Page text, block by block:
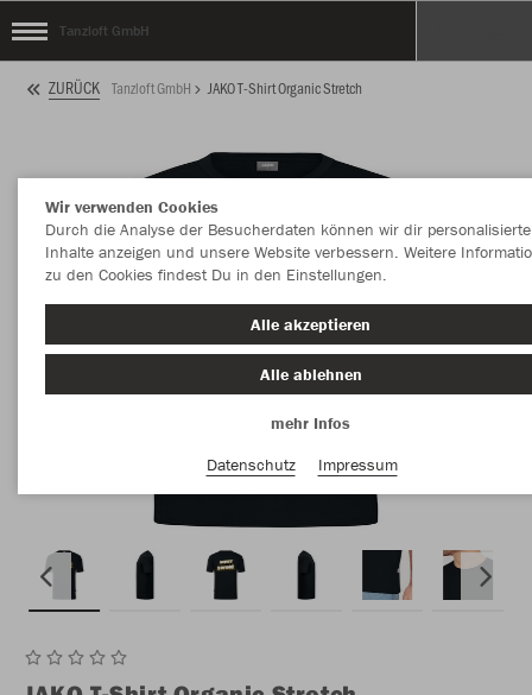
Tanzloft GmbH
ZURÜCK Tanzloft GmbH JAKO T-Shirt Organic Stretch
Wir verwenden Cookies
Durch die Analyse der Besucherdaten können wir dir personalisierte
Inhalte anzeigen und unsere Website verbessern. Weitere
zu den Cookies findest Du in den Einstellungen.
Alle akzeptieren
Alle ablehnen
mehr Infos
Datenschutz
Impressum